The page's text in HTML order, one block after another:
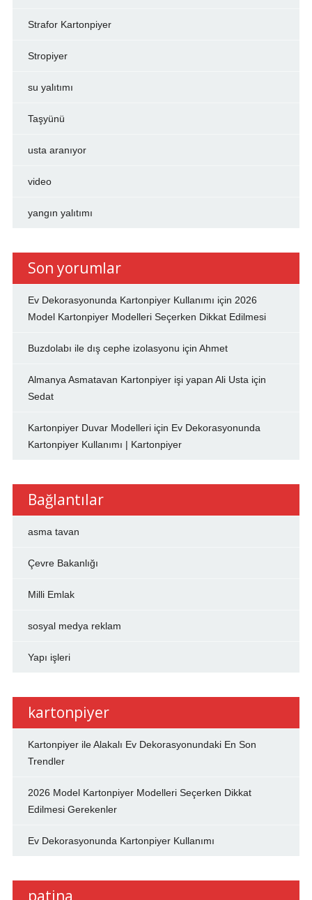
Strafor Kartonpiyer
Stropiyer
su yalıtımı
Taşyünü
usta aranıyor
video
yangın yalıtımı
Son yorumlar
Ev Dekorasyonunda Kartonpiyer Kullanımı için 2026
Model Kartonpiyer Modelleri Seçerken Dikkat Edilmesi
Buzdolabı ile dış cephe izolasyonu için Ahmet
Almanya Asmatavan Kartonpiyer işi yapan Ali Ustaiçin
Sedat
Kartonpiyer Duvar Modelleriiçin Ev Dekorasyonunda
Kartonpiyer Kullanımı | Kartonpiyer
Bağlantılar
asma tavan
Çevre Bakanlığı
Milli Emlak
sosyal medya reklam
Yapı işleri
kartonpiyer
Kartonpiyer ile Alakalı Ev Dekorasyonundaki En Son
Trendler
2026 Model Kartonpiyer Modelleri Seçerken Dikkat
Edilmesi Gerekenler
Ev Dekorasyonunda Kartonpiyer Kullanımı
patina